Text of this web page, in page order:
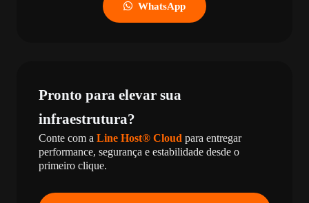
WhatsApp
Pronto para elevar sua
infraestrutura?
Conte com a Line Host® Cloud para entregar
performance, segurança e estabilidade desde o
primeiro clique.